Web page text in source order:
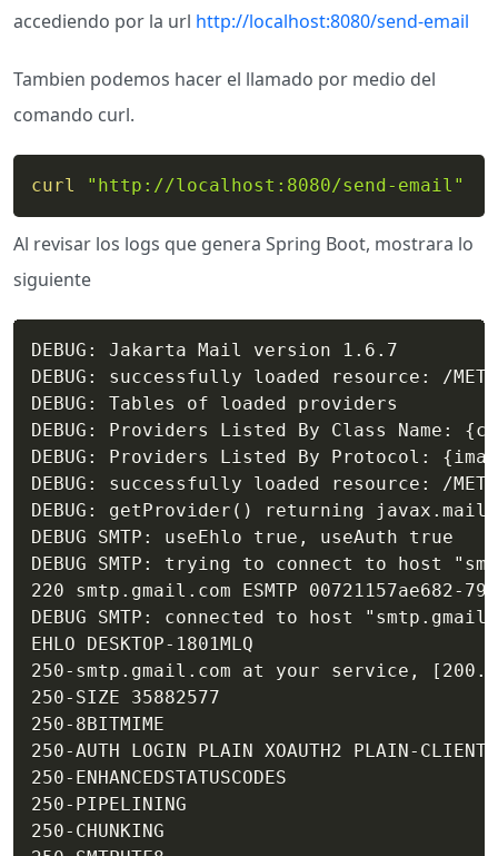
accediendo por la url http://localhost:8080/send-email
Tambien podemos hacer el llamado por medio del
comando curl.
curl "http://localhost:8080/send-email"
Al revisar los logs que genera Spring Boot, mostrara lo
siguiente
DEBUG: Jakarta Mail version 1.6.7
DEBUG: successfully loaded resource: /
DEBUG: Tables of loaded providers
DEBUG: Providers Listed By Class Name:
DEBUG: Providers Listed By Protocol:
DEBUG: successfully loaded resource: /
DEBUG: getProvider() returning
DEBUG SMTP: useEhlo true, useAuth true
DEBUG SMTP: trying to connect to host
220 smtp.gmail.com ESMTP 00721157ae682-
DEBUG SMTP: connected to host
EHLO DESKTOP-1801MLQ
250-smtp.gmail.com at your service,
250-SIZE 35882577
250-8BITMIME
250-AUTH LOGIN PLAIN XOAUTH2 PLAIN-
250-ENHANCEDSTATUSCODES
250-PIPELINING
250-CHUNKING